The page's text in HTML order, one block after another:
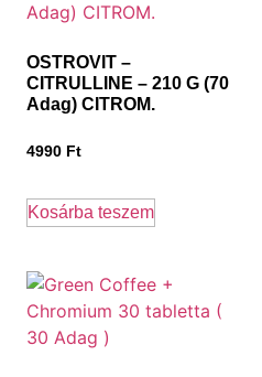
OSTROVIT –
CITRULLINE – 210 G (70
Adag) CITROM.
4990 Ft
Kosárba teszem